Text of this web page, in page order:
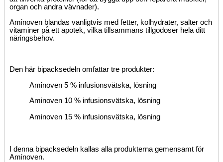
organ och andra vävnader).
Aminoven blandas vanligtvis med fetter, kolhydrater, salter och
vitaminer på ett apotek, vilka tillsammans tillgodoser hela ditt
näringsbehov.
Den här bipacksedeln omfattar tre produkter:
Aminoven 5 % infusionsvätska, lösning
Aminoven 10 % infusionsvätska, lösning
Aminoven 15 % infusionsvätska, lösning
I denna bipacksedeln kallas alla produkterna gemensamt för
Aminoven.